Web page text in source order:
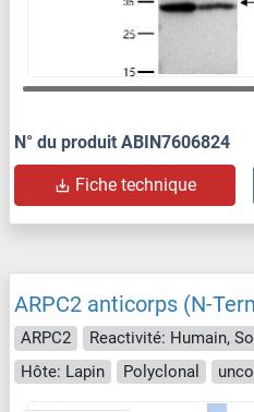
N° du produit ABIN7606824
Fiche technique
ARPC2 anticorps (N-
ARPC2
Hôte: Lapin
Polyclonal